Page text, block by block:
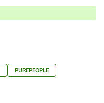
PUREPEOPLE